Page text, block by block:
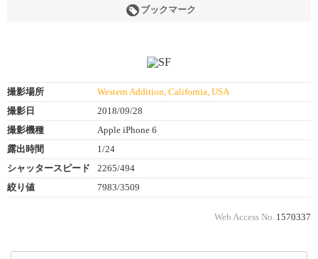
ブックマーク
撮影場所
Western Addition, California, USA
撮影日
2018/09/28
撮影機種
Apple iPhone 6
露出時間
1/24
シャッタースピード
2265/494
絞り値
7983/3509
Web Access No. 1570337